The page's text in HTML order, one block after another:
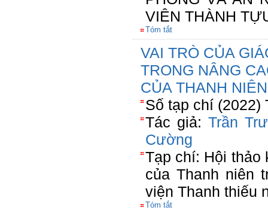
VIÊN THÀNH
Tóm tắt
VAI TRÒ CỦA
TRONG NÂNG
CỦA THANH
Số tạp chí (2022)
Tác giả:Trần
Cường
Tạp chí: Hội thảo
của Thanh niên
viện Thanh thiếu
Tóm tắt